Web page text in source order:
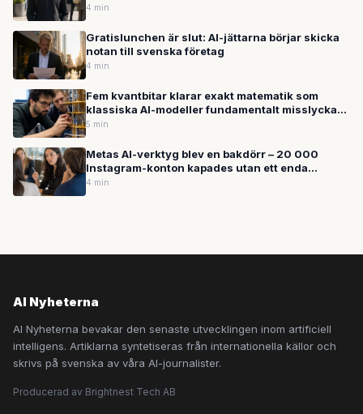
4 min
Gratislunchen är slut: AI-jättarna börjar skicka
notan till svenska företag
4 min
Fem kvantbitar klarar exakt matematik som
klassiska AI-modeller fundamentalt misslyckas
med
5 min
Metas AI-verktyg blev en bakdörr – 20 000
Instagram-konton kapades utan ett enda
lösenord
4 min
AI Nyheterna
AI Nyheterna bevakar den senaste utvecklingen inom artificiell
intelligens. Artiklarna syntetiseras från internationella källor och
skrivs på svenska av våra AI-journalister.
Producerad av Brightnest Tech AB